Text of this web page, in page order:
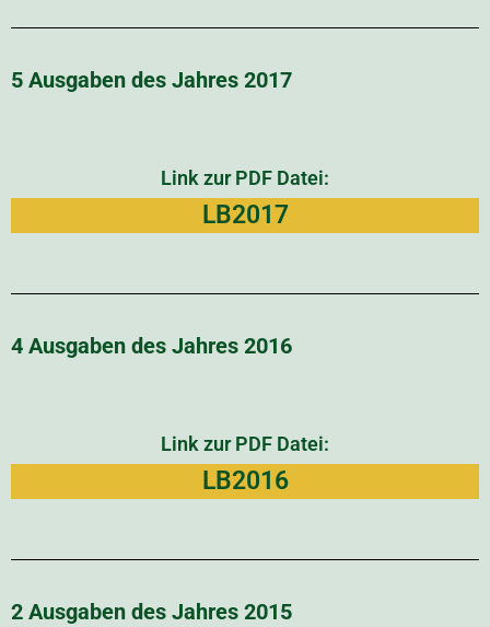
5 Ausgaben des Jahres 2017
Link zur PDF Datei:
LB2017
4 Ausgaben des Jahres 2016
Link zur PDF Datei:
LB2016
2 Ausgaben des Jahres 2015